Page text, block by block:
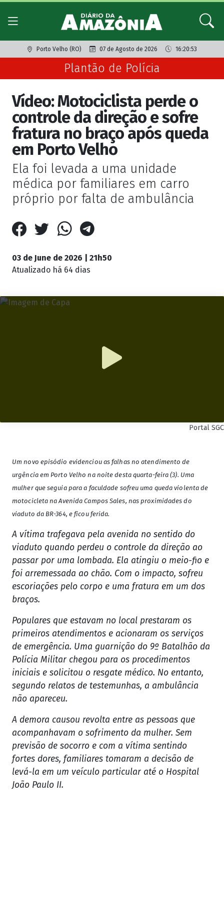
Porto Velho (RO) 07 de Agosto de 2026 16:20:53
Plantão de Polícia
Vídeo: Motociclista perde o
controle da direção e sofre
fratura no braço após queda
em Porto Velho
Ela foi levada a uma unidade
médica por familiares em carro
próprio por falta de ambulância
03 de June de 2026 | 21h50
Atualizado há 64 dias
Portal SGC
Um novo episódio evidenciou as falhas no atendimento de
urgência em Porto Velho na noite desta quarta-feira (3). Uma
mulher que seguia para a faculdade sofreu uma queda violenta de
motocicleta na Avenida Campos Sales, nas proximidades do
viaduto da BR-364, e ficou ferida.
A vítima trafegava pela avenida no sentido do
viaduto quando perdeu o controle da direção ao
passar por uma lombada. Ela atingiu o meio-fio e
foi arremessada ao chão. Com o impacto, sofreu
escoriações pelo corpo e uma fratura em um dos
braços.
Populares que estavam no local prestaram os
primeiros atendimentos e acionaram os serviços
de emergência. Uma guarnição do 9º Batalhão da
Polícia Militar chegou para os procedimentos
iniciais e solicitou o resgate médico. No entanto,
segundo relatos de testemunhas, a ambulância
não apareceu.
A demora causou revolta entre as pessoas que
acompanhavam o sofrimento da mulher. Sem
previsão de socorro e com a vítima sentindo
fortes dores, familiares tomaram a decisão de
levá-la em um veículo particular até o Hospital
João Paulo II.